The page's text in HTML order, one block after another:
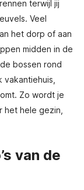
terwijl jij
Veel
het dorp of aan
midden in de
bossen rond
Zo wordt je
hele gezin,
van de